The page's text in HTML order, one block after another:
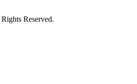
Reserved.